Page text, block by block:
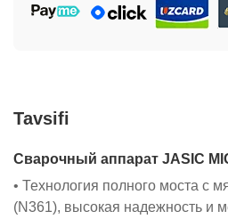
Tavsifi
Сварочный аппарат JASIC
• Технология полного моста с
(N361), высокая надежность и